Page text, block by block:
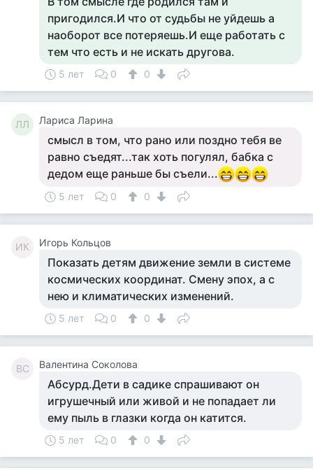
пригодился.И что от судьбы не уйдешь а
наоборот все потеряешь.И еще работать с
тем что есть и не искать другова.
5 лет 0 0
ЛЛ Лариса Ларина
смысл в том, что рано или поздно тебя ве
равно съедят...так хоть погулял, бабка с
дедом еще раньше бы съели...
5 лет 0 0
ИК Игорь Кольцов
Показать детям движение земли в системе
космических координат. Смену эпох, а с
нею и климатических изменений.
5 лет 0 0
ВС Валентина Соколова
Абсурд.Дети в садике спрашивают он
игрушечный или живой и не попадает ли
ему пыль в глазки когда он катится.
5 лет 0 0